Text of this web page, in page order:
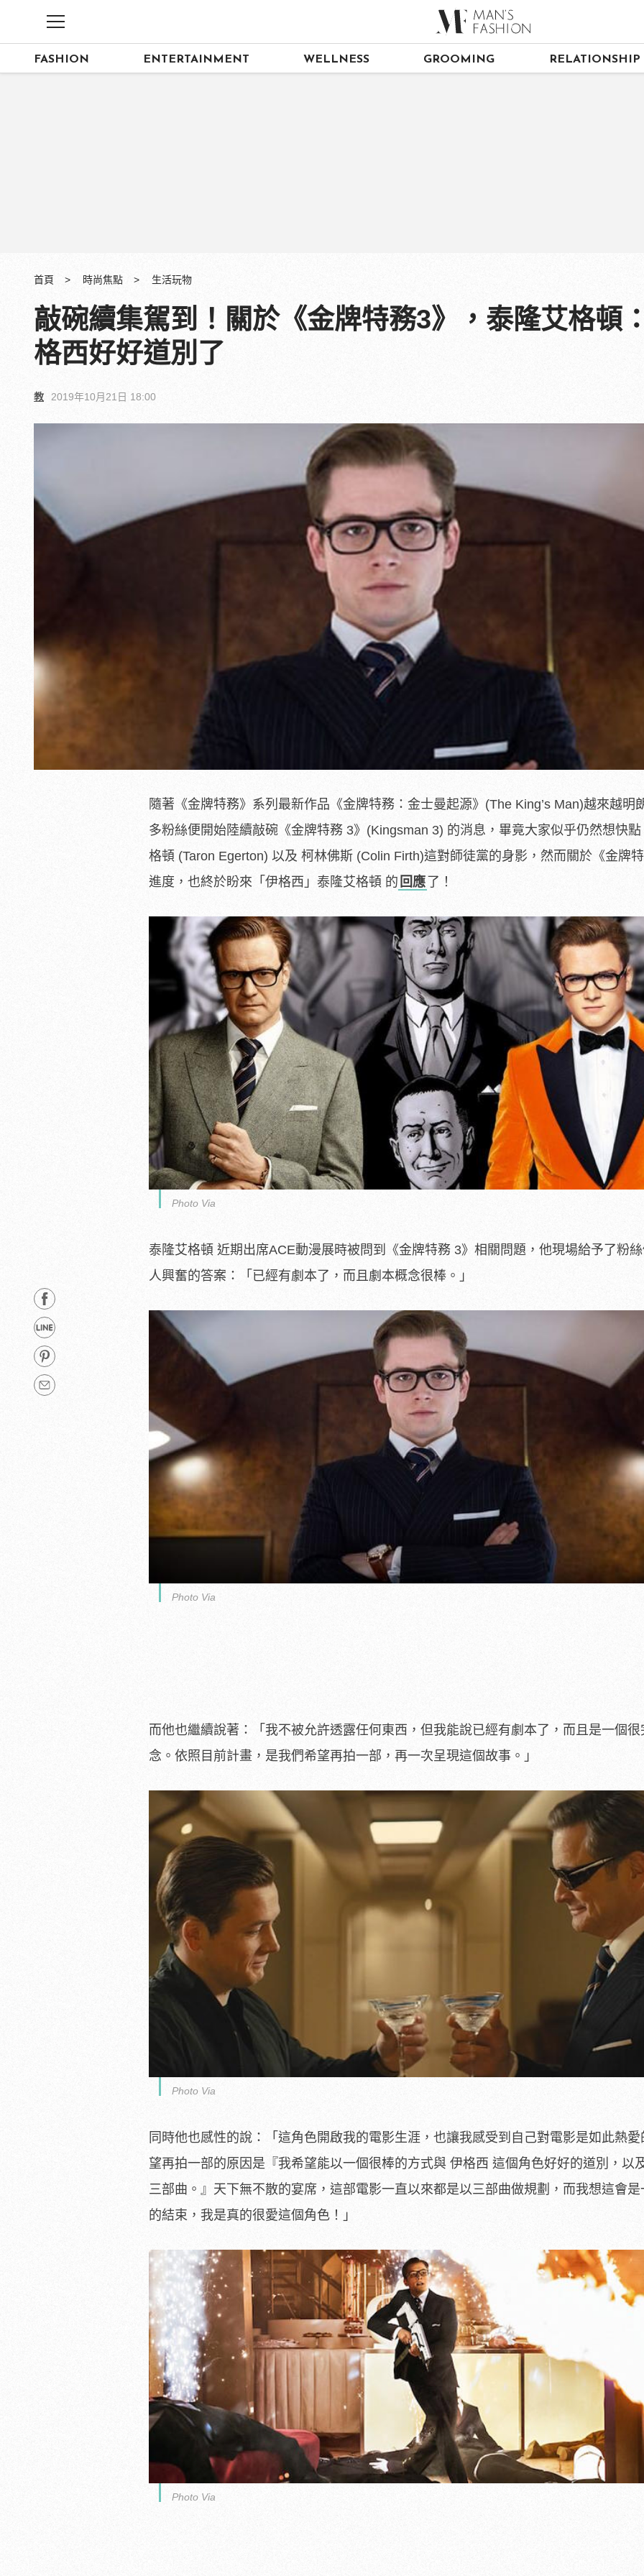
FASHION ENTERTAINMENT WELLNESS GROOMING RELATIONSHIP
首頁 時尚焦點 生活玩物
敲碗續集駕到！關於《金牌特務3》，泰隆艾格頓
格西好好道別了
教 2019年10月21日 18:00
隨著《金牌特務》系列最新作品《金牌特務：金士曼起源》(The King’s Man)越來越明
多粉絲便開始陸續敲碗《金牌特務 3》(Kingsman 3) 的消息，畢竟大家似乎仍然想快
格頓 (Taron Egerton) 以及 柯林佛斯 (Colin Firth)這對師徒黨的身影，然而關於《金牌
進度，也終於盼來「伊格西」泰隆艾格頓 的 回應了！
Photo Via
泰隆艾格頓 近期出席ACE動漫展時被問到《金牌特務 3》相關問題，他現場給予了粉
人興奮的答案：「已經有劇本了，而且劇本概念很棒。」
Photo Via
而他也繼續說著：「我不被允許透露任何東西，但我能說已經有劇本了，而且是一個很
念。依照目前計畫，是我們希望再拍一部，再一次呈現這個故事。」
Photo Via
同時他也感性的說：「這角色開啟我的電影生涯，也讓我感受到自己對電影是如此熱
望再拍一部的原因是『我希望能以一個很棒的方式與 伊格西 這個角色好好的道別，以
三部曲。』天下無不散的宴席，這部電影一直以來都是以三部曲做規劃，而我想這會是
的結束，我是真的很愛這個角色！」
Photo Via